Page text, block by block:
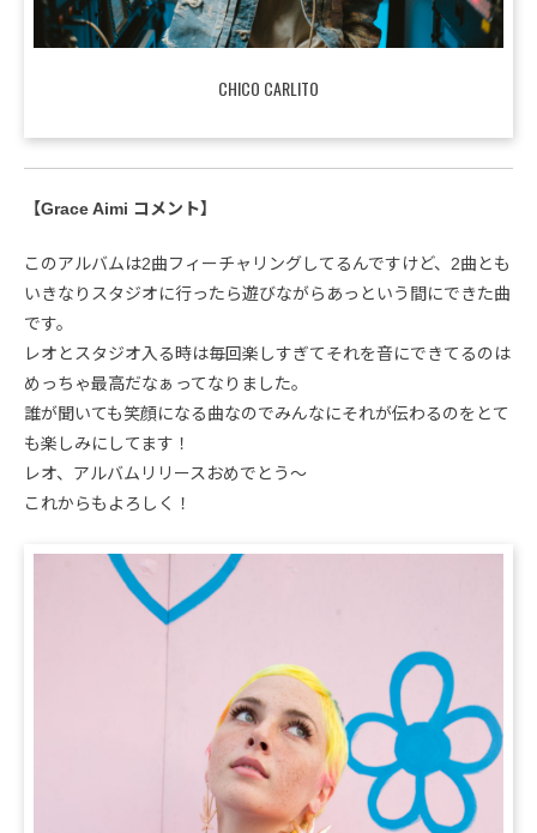
CHICO CARLITO
【Grace Aimi コメント】
このアルバムは2曲フィーチャリングしてるんですけど、2曲とも
いきなりスタジオに行ったら遊びながらあっという間にできた曲
です。
レオとスタジオ入る時は毎回楽しすぎてそれを音にできてるのは
めっちゃ最高だなぁってなりました。
誰が聞いても笑顔になる曲なのでみんなにそれが伝わるのをとて
も楽しみにしてます！
レオ、アルバムリリースおめでとう〜
これからもよろしく！